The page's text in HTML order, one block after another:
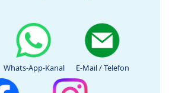
Whats-App-Kanal E-Mail / Telefon